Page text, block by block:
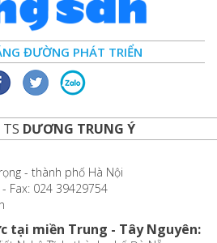
ĐƯỜNG PHÁT TRIỂN
DƯƠNG TRUNG Ý
- thành phố Hà Nội
Fax: 024 39429754
tại miền Trung - Tây Nguyên: